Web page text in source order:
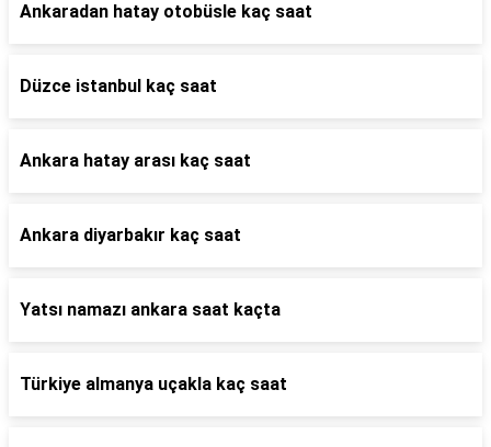
Ankaradan hatay otobüsle kaç saat
Düzce istanbul kaç saat
Ankara hatay arası kaç saat
Ankara diyarbakır kaç saat
Yatsı namazı ankara saat kaçta
Türkiye almanya uçakla kaç saat